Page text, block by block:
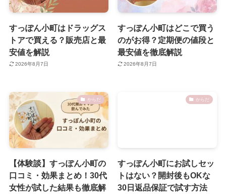
すっぽん小町はドラッグス
トアで買える？販売店と最
安値を解説
2026年8月7日
すっぽん小町はどこで買う
のがお得？定期便の値段と
最安値を徹底解説
2026年8月7日
からだ
【体験談】すっぽん小町の
口コミ・効果まとめ！30代
女性が試した結果も徹底解
からだ
すっぽん小町にお試しセッ
トはない？開封後もOKな
30日返品保証で試す方法